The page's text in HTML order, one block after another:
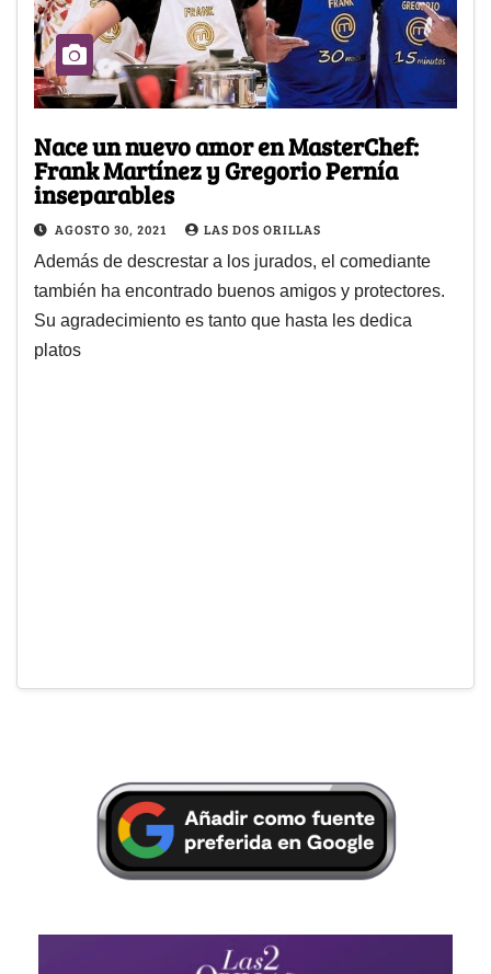
Nace un nuevo amor en MasterChef:
Frank Martínez y Gregorio Pernía
inseparables
AGOSTO 30, 2021 LAS DOS ORILLAS
Además de descrestar a los jurados, el comediante
también ha encontrado buenos amigos y protectores.
Su agradecimiento es tanto que hasta les dedica
platos